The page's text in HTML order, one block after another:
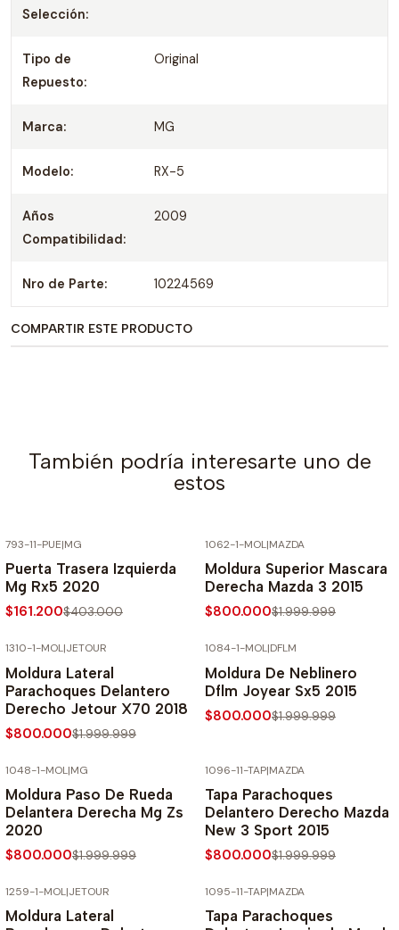
Selección:
Tipo de
Repuesto:
Original
Marca: MG
Modelo: RX-5
Años
Compatibilidad:
2009
Nro de Parte: 10224569
COMPARTIR ESTE PRODUCTO
También podría interesarte uno de
estos
793-11-PUE|MG
Puerta Trasera Izquierda
Mg Rx5 2020
$161.200$403.000
1062-1-MOL|MAZDA
Moldura Superior Mascara
Derecha Mazda 3 2015
$800.000$1.999.999
1310-1-MOL|JETOUR
Moldura Lateral
Parachoques Delantero
Derecho Jetour X70 2018
$800.000$1.999.999
1084-1-MOL|DFLM
Moldura De Neblinero
Dflm Joyear Sx5 2015
$800.000$1.999.999
1048-1-MOL|MG
Moldura Paso De Rueda
Delantera Derecha Mg Zs
2020
$800.000$1.999.999
1096-11-TAP|MAZDA
Tapa Parachoques
Delantero Derecho Mazda
New 3 Sport 2015
$800.000$1.999.999
1259-1-MOL|JETOUR
Moldura Lateral
1095-11-TAP|MAZDA
Tapa Parachoques